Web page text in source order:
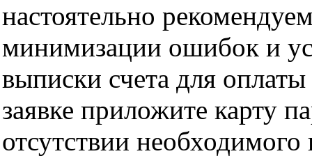
настоятельно
минимизации ошибок и
выписки счета для
заявке приложите карту
отсутствии